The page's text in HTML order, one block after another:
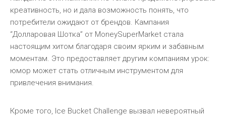
креативность, но и дала возможность понять, что
потребители ожидают от брендов. Кампания
“Долларовая Шотка” от MoneySuperMarket стала
настоящим хитом благодаря своим ярким и забавным
моментам. Это предоставляет другим компаниям урок:
юмор может стать отличным инструментом для
привлечения внимания.
Кроме того, Ice Bucket Challenge вызвал невероятный